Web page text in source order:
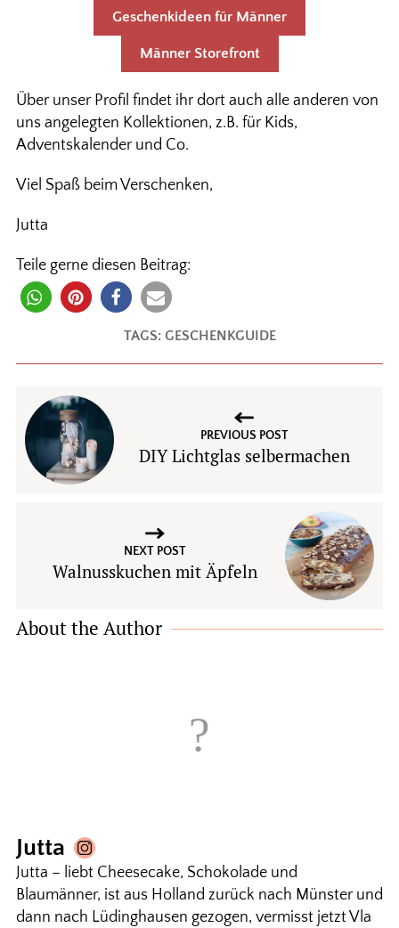
Geschenkideen für Männer
Männer Storefront
Über unser Profil findet ihr dort auch alle anderen von
uns angelegten Kollektionen, z.B. für Kids,
Adventskalender und Co.
Viel Spaß beim Verschenken,
Jutta
Teile gerne diesen Beitrag:
TAGS: GESCHENKGUIDE
PREVIOUS POST
DIY Lichtglas selbermachen
NEXT POST
Walnusskuchen mit Äpfeln
About the Author
Jutta
Jutta – liebt Cheesecake, Schokolade und
Blaumänner, ist aus Holland zurück nach Münster und
dann nach Lüdinghausen gezogen, vermisst jetzt Vla